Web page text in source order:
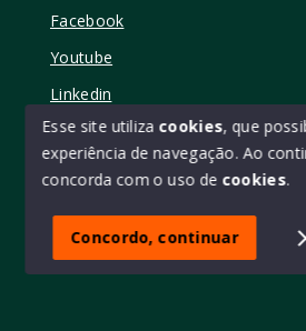
Olá!
Facebook
Youtube
Linkedin
© Copyright 2026 - Elo11 consultoria
SITE PARA IMOBILIARIA
Esse site utiliza cookies, que
experiência de navegação. Ao
concorda com o uso de cookies.
Concordo, continuar